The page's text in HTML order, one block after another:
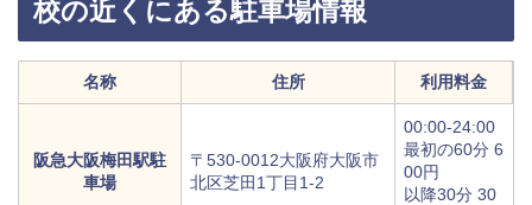
校の近くにある駐車場情報
名称 住所 利用料金
阪急大阪梅田駅駐
車場
〒530-0012大阪府大阪市
北区芝田1丁目1-2
00:00-24:00
最初の60分 6
00円
以降30分 30